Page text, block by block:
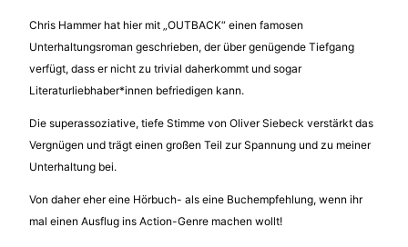
Chris Hammer hat hier mit „OUTBACK“ einen famosen
Unterhaltungsroman geschrieben, der über genügende Tiefgang
verfügt, dass er nicht zu trivial daherkommt und sogar
Literaturliebhaber*innen befriedigen kann.
Die superassoziative, tiefe Stimme von Oliver Siebeck verstärkt das
Vergnügen und trägt einen großen Teil zur Spannung und zu meiner
Unterhaltung bei.
Von daher eher eine Hörbuch- als eine Buchempfehlung, wenn ihr
mal einen Ausflug ins Action-Genre machen wollt!